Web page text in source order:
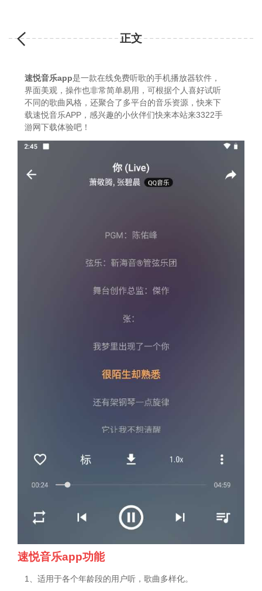
正文
速悦音乐app是一款在线免费听歌的手机播放器软件，
界面美观，操作也非常简单易用，可根据个人喜好试听
不同的歌曲风格，还聚合了多平台的音乐资源，快来下
载速悦音乐APP，感兴趣的小伙伴们快来本站来3322手
游网下载体验吧！
速悦音乐app功能
1、适用于各个年龄段的用户听，歌曲多样化。